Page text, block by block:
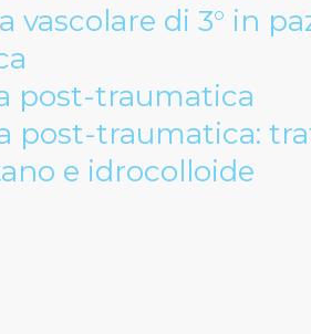
vascolare di 3° in
post-traumatica
post-traumatica:
e idrocolloide